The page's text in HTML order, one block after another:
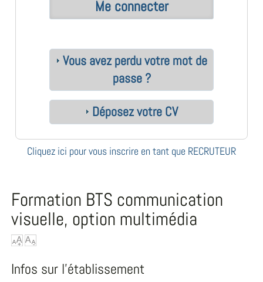
Vous avez perdu votre mot de
passe ?
Déposez votre CV
Cliquez ici pour vous inscrire en tant que RECRUTEUR
Formation BTS communication
visuelle, option multimédia
Infos sur l'établissement